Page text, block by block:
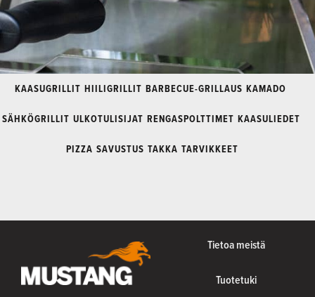
KAASUGRILLIT HIILIGRILLIT BARBECUE-GRILLAUS KAMADO
SÄHKÖGRILLIT ULKOTULISIJAT RENGASPOLTTIMET KAASULIEDET
PIZZA SAVUSTUS TAKKA TARVIKKEET
Tietoa meistä
Tuotetuki